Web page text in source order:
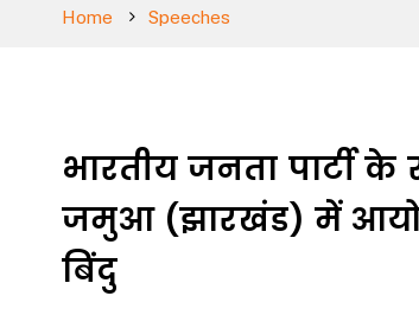
Home Speeches
भारतीय जनता पार्टी के
जमुआ (झारखंड) में
बिंदु